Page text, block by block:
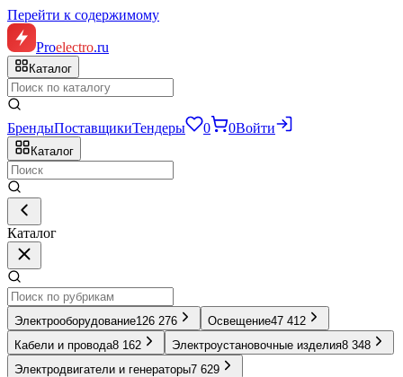
Перейти к содержимому
Proelectro.ru
Каталог
БрендыПоставщикиТендеры 0 0Войти
Каталог
Каталог
Электрооборудование126 276 Освещение47 412
Кабели и провода8 162 Электроустановочные изделия8 348
Электродвигатели и генераторы7 629